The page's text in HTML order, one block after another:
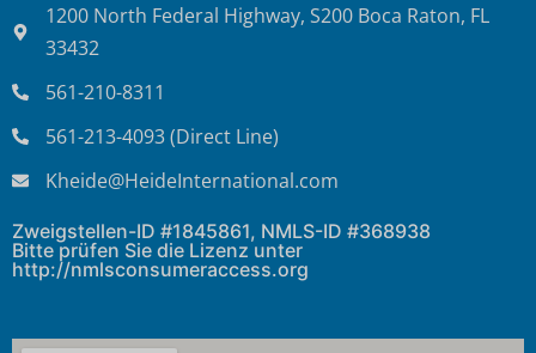
1200 North Federal Highway, S200 Boca Raton, FL
33432
561-210-8311
561-213-4093 (Direct Line)
Kheide@HeideInternational.com
Zweigstellen-ID #1845861, NMLS-ID #368938
Bitte prüfen Sie die Lizenz unter
http://nmlsconsumeraccess.org